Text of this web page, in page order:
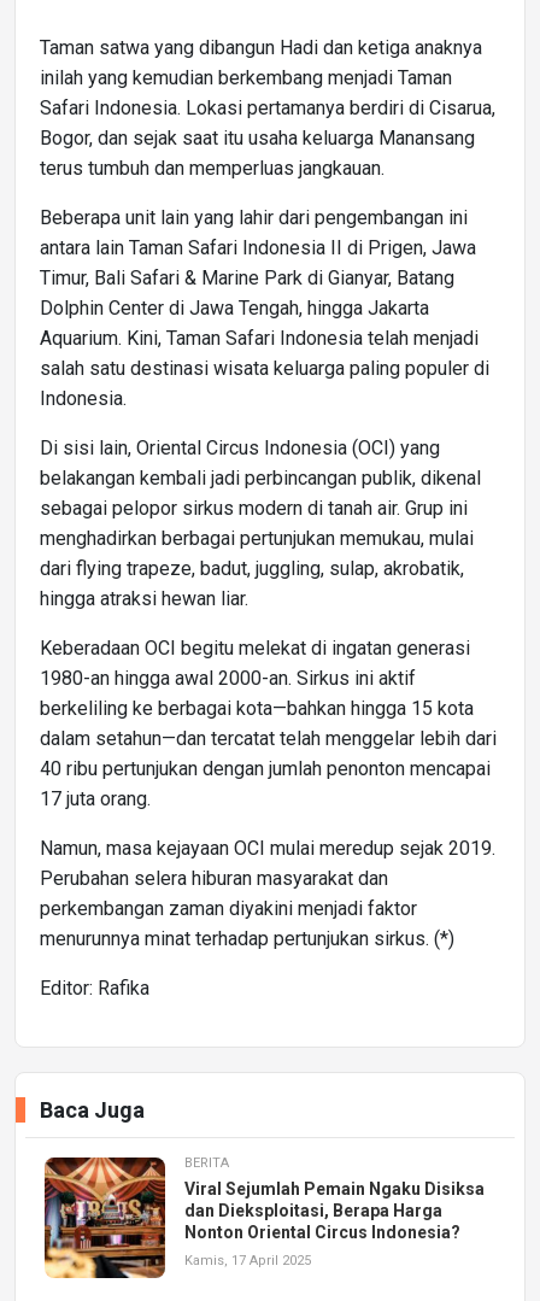
Taman satwa yang dibangun Hadi dan ketiga anaknya
inilah yang kemudian berkembang menjadi Taman
Safari Indonesia. Lokasi pertamanya berdiri di Cisarua,
Bogor, dan sejak saat itu usaha keluarga Manansang
terus tumbuh dan memperluas jangkauan.
Beberapa unit lain yang lahir dari pengembangan ini
antara lain Taman Safari Indonesia II di Prigen, Jawa
Timur, Bali Safari & Marine Park di Gianyar, Batang
Dolphin Center di Jawa Tengah, hingga Jakarta
Aquarium. Kini, Taman Safari Indonesia telah menjadi
salah satu destinasi wisata keluarga paling populer di
Indonesia.
Di sisi lain, Oriental Circus Indonesia (OCI) yang
belakangan kembali jadi perbincangan publik, dikenal
sebagai pelopor sirkus modern di tanah air. Grup ini
menghadirkan berbagai pertunjukan memukau, mulai
dari flying trapeze, badut, juggling, sulap, akrobatik,
hingga atraksi hewan liar.
Keberadaan OCI begitu melekat di ingatan generasi
1980-an hingga awal 2000-an. Sirkus ini aktif
berkeliling ke berbagai kota—bahkan hingga 15 kota
dalam setahun—dan tercatat telah menggelar lebih dari
40 ribu pertunjukan dengan jumlah penonton mencapai
17 juta orang.
Namun, masa kejayaan OCI mulai meredup sejak 2019.
Perubahan selera hiburan masyarakat dan
perkembangan zaman diyakini menjadi faktor
menurunnya minat terhadap pertunjukan sirkus. (*)
Editor: Rafika
Baca Juga
BERITA
Viral Sejumlah Pemain Ngaku Disiksa
dan Dieksploitasi, Berapa Harga
Nonton Oriental Circus Indonesia?
Kamis, 17 April 2025